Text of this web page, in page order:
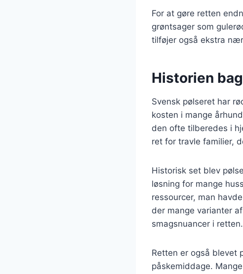
For at gøre retten
grøntsager som
tilføjer også ekstra
Historien
Svensk pølseret har
kosten i mange
den ofte tilberedes i
ret for travle familier,
Historisk set blev
løsning for mange
ressourcer, man
der mange varianter
smagsnuancer i retten.
Retten er også blevet
påskemiddage.